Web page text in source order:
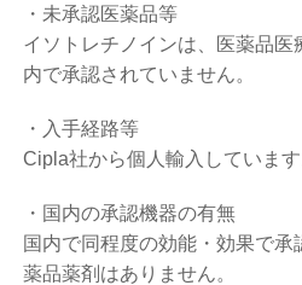
・未承認医薬品等
イソトレチノインは、医薬品医
内で承認されていません。
・入手経路等
Cipla社から個人輸入しています
・国内の承認機器の有無
国内で同程度の効能・効果で
薬品薬剤はありません。